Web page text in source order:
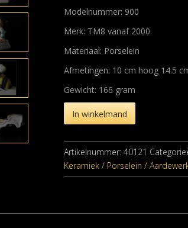
Modelnummer: 900
Merk: TM8 vanaf 2000
Materiaal: Porselein
Afmetingen: 10 cm hoog 14.5
Gewicht: 166 gram
In winkelmand
Artikelnummer: 40121
Keramiek / Porselein /